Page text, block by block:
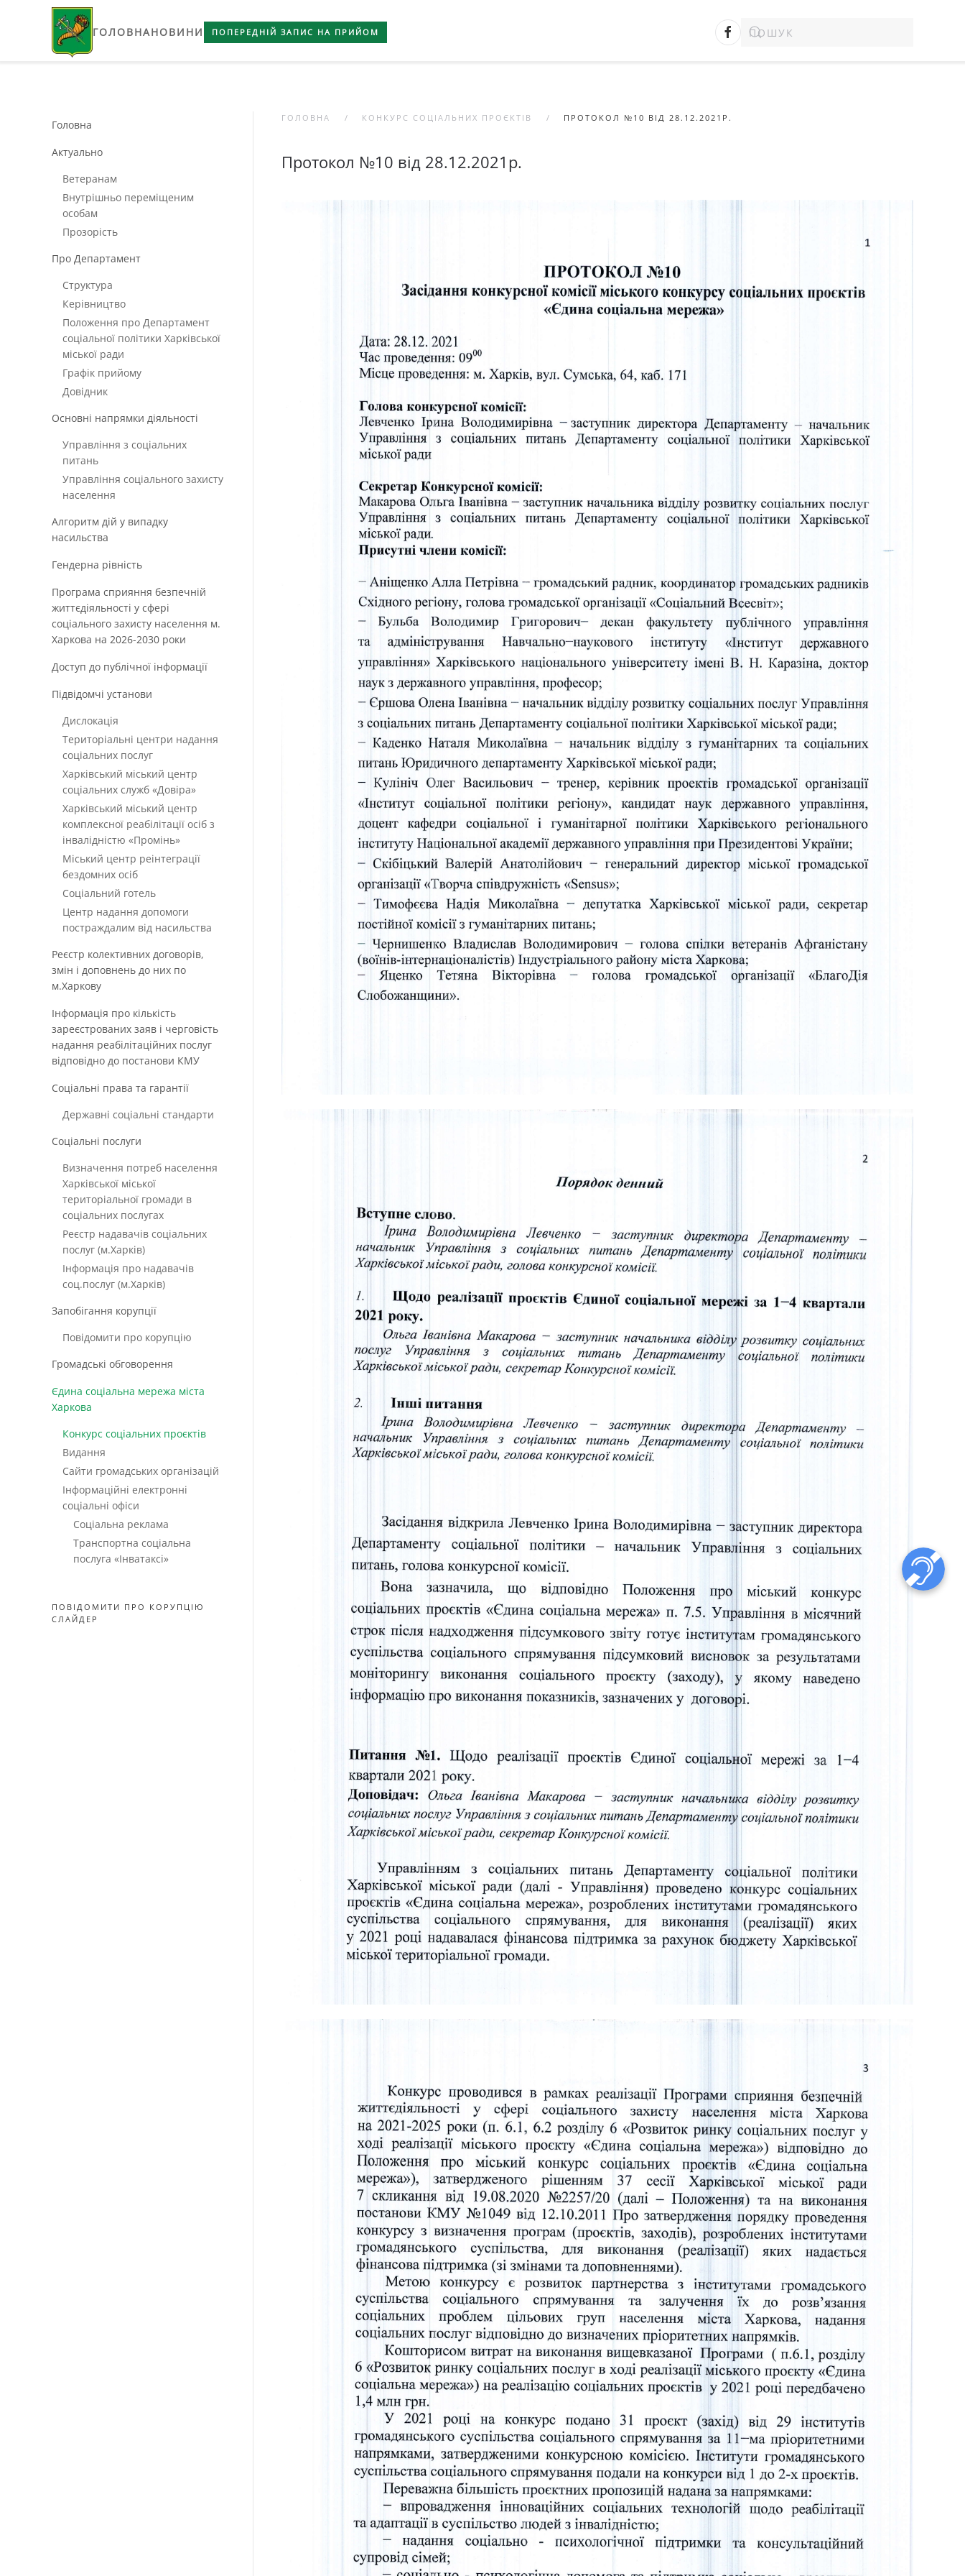
Skip to main content
ГОЛОВНАНОВИНИ ПОПЕРЕДНІЙ ЗАПИС НА ПРИЙОМ
ГОЛОВНА КОНКУРС СОЦІАЛЬНИХ ПРОЄКТІВ ПРОТОКОЛ №10 ВІД 28.12.2021Р.
Протокол №10 від 28.12.2021р.
Головна
Актуально
Ветеранам
Внутрішньо переміщеним
особам
Прозорість
Про Департамент
Структура
Керівництво
Положення про Департамент
соціальної політики Харківської
міської ради
Графік прийому
Довідник
Основні напрямки діяльності
Управління з соціальних
питань
Управління соціального захисту
населення
Алгоритм дій у випадку
насильства
Гендерна рівність
Програма сприяння безпечній
життєдіяльності у сфері
соціального захисту населення м.
Харкова на 2026-2030 роки
Доступ до публічної інформації
Підвідомчі установи
Дислокація
Територіальні центри надання
соціальних послуг
Харківський міський центр
соціальних служб «Довіра»
Харківський міський центр
комплексної реабілітації осіб з
інвалідністю «Промінь»
Міський центр реінтеграції
бездомних осіб
Соціальний готель
Центр надання допомоги
постраждалим від насильства
Реєстр колективних договорів,
змін і доповнень до них по
м.Харкову
Інформація про кількість
зареєстрованих заяв і черговість
надання реабілітаційних послуг
відповідно до постанови КМУ
Соціальні права та гарантії
Державні соціальні стандарти
Соціальні послуги
Визначення потреб населення
Харківської міської
територіальної громади в
соціальних послугах
Реєстр надавачів соціальних
послуг (м.Харків)
Інформація про надавачів
соц.послуг (м.Харків)
Запобігання корупції
Повідомити про корупцію
Громадські обговорення
Єдина соціальна мережа міста
Харкова
Конкурс соціальних проєктів
Видання
Сайти громадських організацій
Інформаційні електронні
соціальні офіси
Соціальна реклама
Транспортна соціальна
послуга «Інватаксі»
ПОВІДОМИТИ ПРО КОРУПЦІЮ
СЛАЙДЕР